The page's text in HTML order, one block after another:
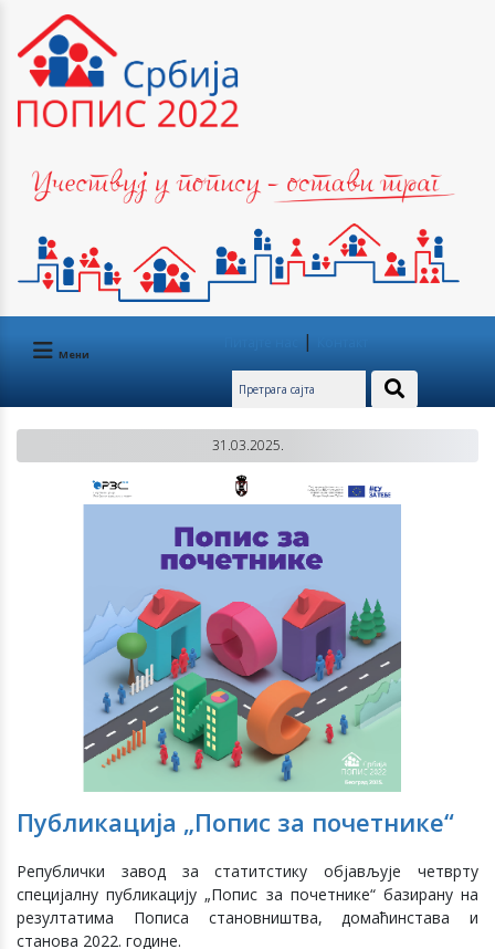
Мени
|
31.03.2025.
Публикација „Попис за почетнике“
Републички завод за статитстику објављује четврту
специјалну публикацију „Попис за почетнике“ базирану на
резултатима Пописа становништва, домаћинстава и
станова 2022. године.